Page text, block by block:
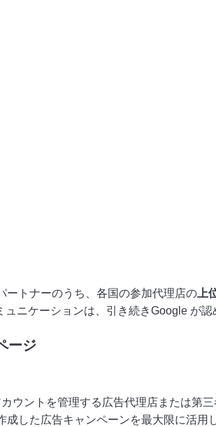
ートナーのうち、各国の参加代理店の 上
ュニケーションは、引き続きGoogle が認
ージ
ウントを管理する広告代理店または第
した広告キャンペーンを最大限に活用